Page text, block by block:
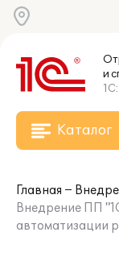
и
Каталог
Главная
Внедрение ПП
автоматизации